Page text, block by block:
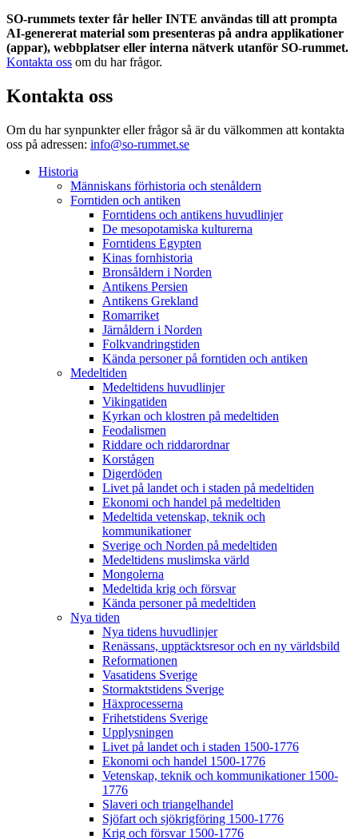
SO-rummets texter får heller INTE användas till att prompta
AI-genererat material som presenteras på andra applikationer
(appar), webbplatser eller interna nätverk utanför SO-rummet.
Kontakta oss om du har frågor.
Kontakta oss
Om du har synpunkter eller frågor så är du välkommen att kontakta
oss på adressen: info@so-rummet.se
Historia
Människans förhistoria och stenåldern
Forntiden och antiken
Forntidens och antikens huvudlinjer
De mesopotamiska kulturerna
Forntidens Egypten
Kinas fornhistoria
Bronsåldern i Norden
Antikens Persien
Antikens Grekland
Romarriket
Järnåldern i Norden
Folkvandringstiden
Kända personer på forntiden och antiken
Medeltiden
Medeltidens huvudlinjer
Vikingatiden
Kyrkan och klostren på medeltiden
Feodalismen
Riddare och riddarordnar
Korstågen
Digerdöden
Livet på landet och i staden på medeltiden
Ekonomi och handel på medeltiden
Medeltida vetenskap, teknik och
kommunikationer
Sverige och Norden på medeltiden
Medeltidens muslimska värld
Mongolerna
Medeltida krig och försvar
Kända personer på medeltiden
Nya tiden
Nya tidens huvudlinjer
Renässans, upptäcktsresor och en ny världsbild
Reformationen
Vasatidens Sverige
Stormaktstidens Sverige
Häxprocesserna
Frihetstidens Sverige
Upplysningen
Livet på landet och i staden 1500-1776
Ekonomi och handel 1500-1776
Vetenskap, teknik och kommunikationer 1500-
1776
Slaveri och triangelhandel
Sjöfart och sjökrigföring 1500-1776
Krig och försvar 1500-1776